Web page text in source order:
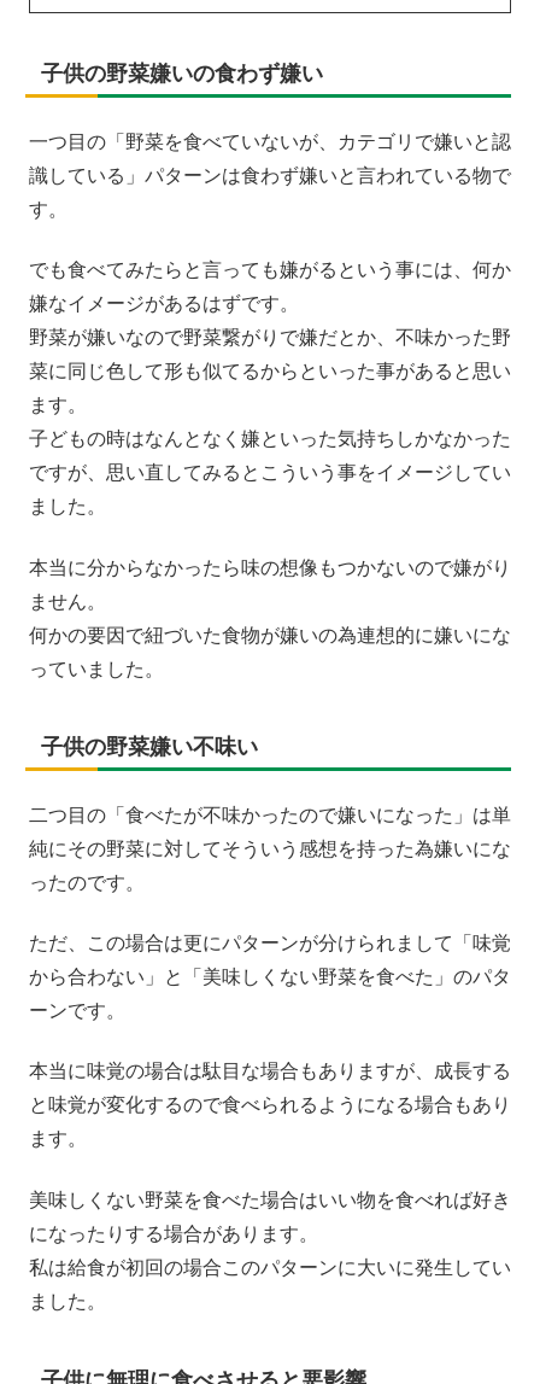
子供の野菜嫌いの食わず嫌い
一つ目の「野菜を食べていないが、カテゴリで嫌いと認
識している」パターンは食わず嫌いと言われている物で
す。
でも食べてみたらと言っても嫌がるという事には、何か
嫌なイメージがあるはずです。
野菜が嫌いなので野菜繋がりで嫌だとか、不味かった野
菜に同じ色して形も似てるからといった事があると思い
ます。
子どもの時はなんとなく嫌といった気持ちしかなかった
ですが、思い直してみるとこういう事をイメージしてい
ました。
本当に分からなかったら味の想像もつかないので嫌がり
ません。
何かの要因で紐づいた食物が嫌いの為連想的に嫌いにな
っていました。
子供の野菜嫌い不味い
二つ目の「食べたが不味かったので嫌いになった」は単
純にその野菜に対してそういう感想を持った為嫌いにな
ったのです。
ただ、この場合は更にパターンが分けられまして「味覚
から合わない」と「美味しくない野菜を食べた」のパタ
ーンです。
本当に味覚の場合は駄目な場合もありますが、成長する
と味覚が変化するので食べられるようになる場合もあり
ます。
美味しくない野菜を食べた場合はいい物を食べれば好き
になったりする場合があります。
私は給食が初回の場合このパターンに大いに発生してい
ました。